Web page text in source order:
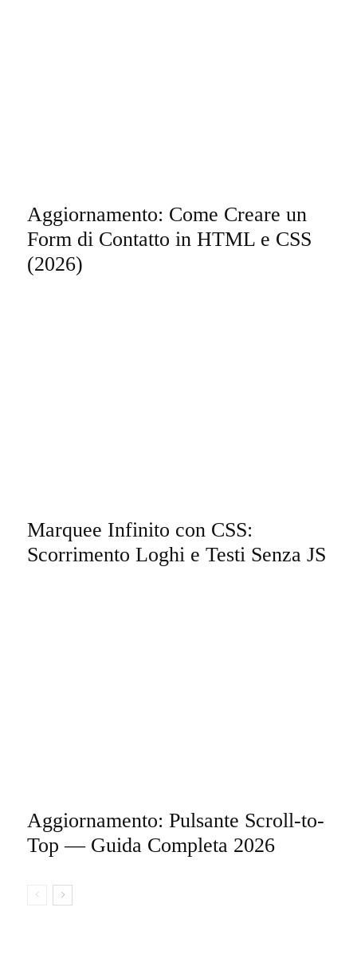
Aggiornamento: Come Creare un
Form di Contatto in HTML e CSS
(2026)
Marquee Infinito con CSS:
Scorrimento Loghi e Testi Senza JS
Aggiornamento: Pulsante Scroll-to-
Top — Guida Completa 2026